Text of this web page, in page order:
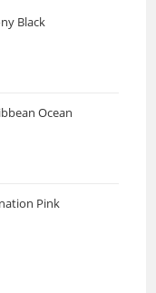
Black
Ocean
Pink